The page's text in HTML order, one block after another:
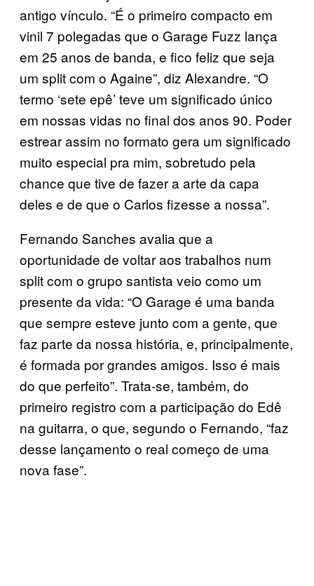
antigo vínculo. “É o primeiro compacto em
vinil 7 polegadas que o Garage Fuzz lança
em 25 anos de banda, e fico feliz que seja
um split com o Againe”, diz Alexandre. “O
termo ‘sete epê’ teve um significado único
em nossas vidas no final dos anos 90. Poder
estrear assim no formato gera um significado
muito especial pra mim, sobretudo pela
chance que tive de fazer a arte da capa
deles e de que o Carlos fizesse a nossa”.
Fernando Sanches avalia que a
oportunidade de voltar aos trabalhos num
split com o grupo santista veio como um
presente da vida: “O Garage é uma banda
que sempre esteve junto com a gente, que
faz parte da nossa história, e, principalmente,
é formada por grandes amigos. Isso é mais
do que perfeito”. Trata-se, também, do
primeiro registro com a participação do Edê
na guitarra, o que, segundo o Fernando, “faz
desse lançamento o real começo de uma
nova fase”.